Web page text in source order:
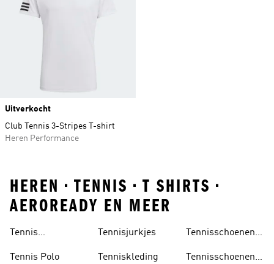
Uitverkocht
Club Tennis 3-Stripes T-shirt
Heren Performance
HEREN • TENNIS • T SHIRTS •
AEROREADY EN MEER
Tennis
Tennis Polo
Tennisjurkjes
Tenniskleding
Tennisschoenen
Tennisschoenen